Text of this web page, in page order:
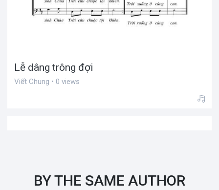
Lễ dâng trông đợi
Viết Chung • 0 views
BY THE SAME AUTHOR